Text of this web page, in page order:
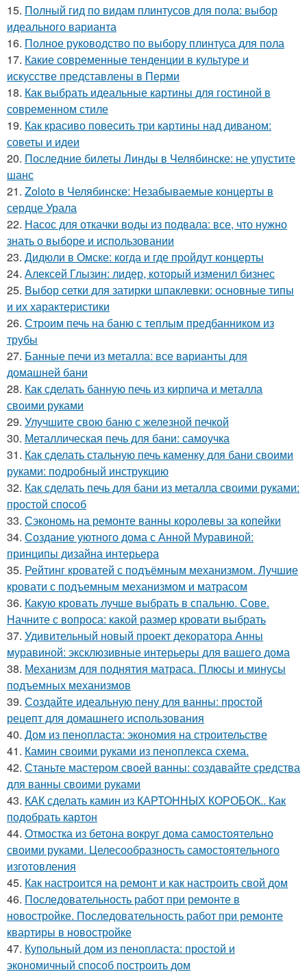
15. Полный гид по видам плинтусов для пола: выбор
идеального варианта
16. Полное руководство по выбору плинтуса для пола
17. Какие современные тенденции в культуре и
искусстве представлены в Перми
18. Как выбрать идеальные картины для гостиной в
современном стиле
19. Как красиво повесить три картины над диваном:
советы и идеи
20. Последние билеты Линды в Челябинске: не упустите
шанс
21. Zoloto в Челябинске: Незабываемые концерты в
сердце Урала
22. Насос для откачки воды из подвала: все, что нужно
знать о выборе и использовании
23. Дидюли в Омске: когда и где пройдут концерты
24. Алексей Глызин: лидер, который изменил бизнес
25. Выбор сетки для затирки шпаклевки: основные типы
и их характеристики
26. Строим печь на баню с теплым предбанником из
трубы
27. Банные печи из металла: все варианты для
домашней бани
28. Как сделать банную печь из кирпича и металла
своими руками
29. Улучшите свою баню с железной печкой
30. Металлическая печь для бани: самоучка
31. Как сделать стальную печь каменку для бани своими
руками: подробный инструкцию
32. Как сделать печь для бани из металла своими руками:
простой способ
33. Сэкономь на ремонте ванны королевы за копейки
34. Создание уютного дома с Анной Муравиной:
принципы дизайна интерьера
35. Рейтинг кроватей с подъёмным механизмом. Лучшие
кровати с подъемным механизмом и матрасом
36. Какую кровать лучше выбрать в спальню. Сове.
Начните с вопроса: какой размер кровати выбрать
37. Удивительный новый проект декоратора Анны
муравиной: эксклюзивные интерьеры для вашего дома
38. Механизм для поднятия матраса. Плюсы и минусы
подъемных механизмов
39. Создайте идеальную пену для ванны: простой
рецепт для домашнего использования
40. Дом из пенопласта: экономия на строительстве
41. Камин своими руками из пеноплекса схема.
42. Станьте мастером своей ванны: создавайте средства
для ванны своими руками
43. КАК сделать камин из КАРТОННЫХ КОРОБОК.. Как
подобрать картон
44. Отмостка из бетона вокруг дома самостоятельно
своими руками. Целесообразность самостоятельного
изготовления
45. Как настроится на ремонт и как настроить свой дом
46. Последовательность работ при ремонте в
новостройке. Последовательность работ при ремонте
квартиры в новостройке
47. Купольный дом из пенопласта: простой и
экономичный способ построить дом